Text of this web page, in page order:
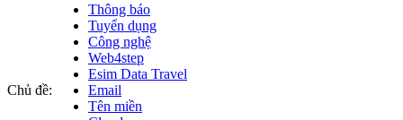
Chủ đề:
Thông báo
Tuyển dụng
Công nghệ
Web4step
Esim Data Travel
Email
Tên miền